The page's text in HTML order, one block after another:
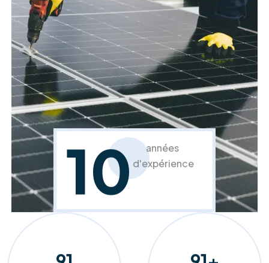
À propos de RM Solutions Group
Votre partenaire expert pour une
transition énergétique réussie et
durable.
Chez RM Solutions Group, nous ne nous contentons pas
d'installer des équipements, nous optimisons votre
confort. Grâce à nos audits précis et nos solutions sur
mesure (panneaux photovoltaïques, pompes à chaleur,
isolation), nous aidons les ménages et entreprises belges à
réduire drastiquement leurs factures tout en valorisant leur
Faites le choix de la qualité et de l'accompagnement de A à